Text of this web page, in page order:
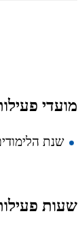
מועדי
שנת הלימודים מתחילה
שעות